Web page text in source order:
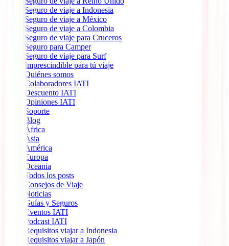
Seguro de viaje a Indonesia
Seguro de viaje a México
Seguro de viaje a Colombia
Seguro de viaje para Cruceros
Seguro para Camper
Seguro de viaje para Surf
Imprescindible para tú viaje
Quiénes somos
Colaboradores IATI
Descuento IATI
Opiniones IATI
Soporte
Blog
África
Ásia
América
Europa
Oceania
Todos los posts
Consejos de Viaje
Noticias
Guías y Seguros
Eventos IATI
Podcast IATI
Requisitos viajar a Indonesia
Requisitos viajar a Japón